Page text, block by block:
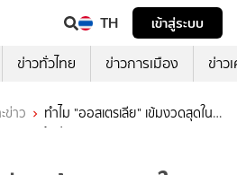
TH
เข้าสู่ระบบ
ข่าวทั่วไทย ข่าวการเมือง ข่าว
ข่าว
ทำไม "ออสเตรเลีย" เข้มงวดสุดใน
ติด เข้าประเทศ